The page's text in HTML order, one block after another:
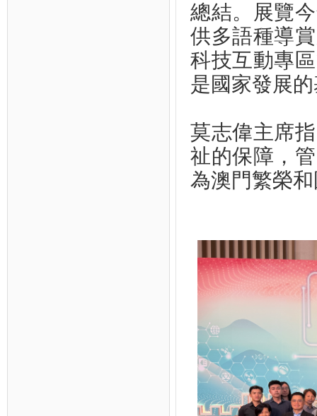
總結。展覽
供多語種導
科技互動專
是國家發展
莫志偉主席
祉的保障，
為澳門繁榮